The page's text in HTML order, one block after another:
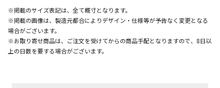
お見積商品です。金額・施工日はお打ち合わせの上、
決定となります。
※掲載のサイズ表記は、全て概寸となります。
※掲載の画像は、製造元都合によりデザイン・仕様等が予告なく変更となる
場合がございます。
※お取り寄せ商品は、ご注文を受けてからの商品手配となりますので、8日以
上の日数を要する場合がございます。